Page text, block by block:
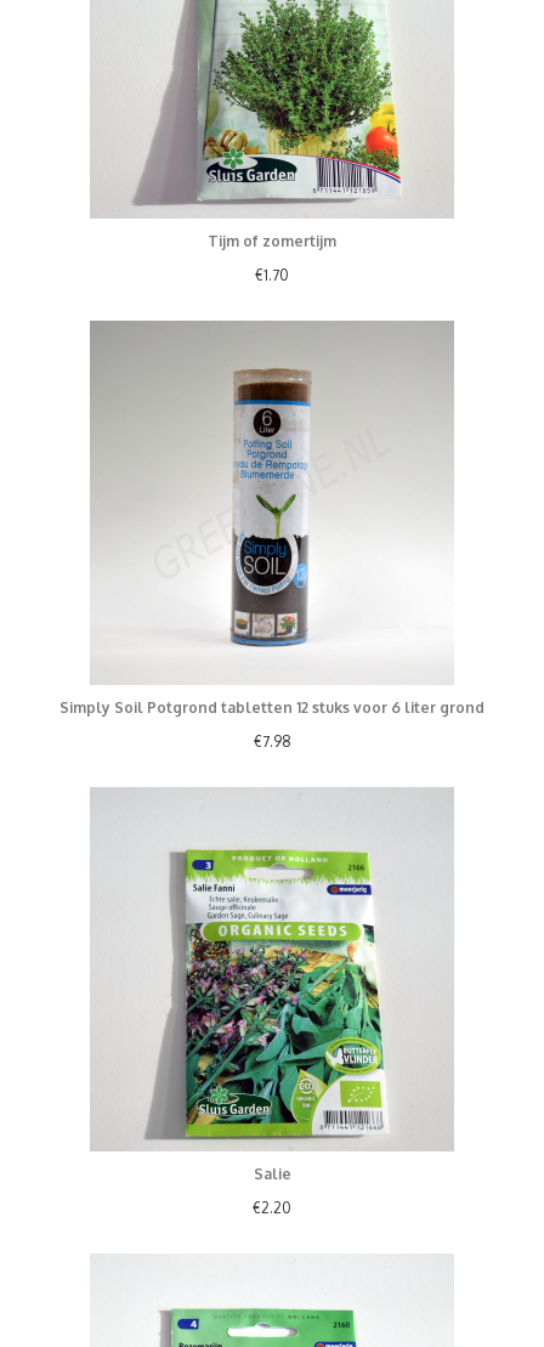
Tijm of zomertijm
€1.70
Simply Soil Potgrond tabletten 12 stuks voor 6 liter grond
€7.98
Salie
€2.20